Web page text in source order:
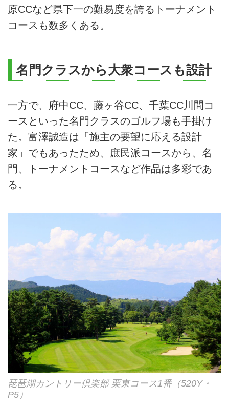
原CCなど県下一の難易度を誇るトーナメント
コースも数多くある。
名門クラスから大衆コースも設計
一方で、府中CC、藤ヶ谷CC、千葉CC川間コ
ースといった名門クラスのゴルフ場も手掛け
た。富澤誠造は「施主の要望に応える設計
家」でもあったため、庶民派コースから、名
門、トーナメントコースなど作品は多彩であ
る。
琵琶湖カントリー倶楽部 栗東コース1番（520Y・
P5）